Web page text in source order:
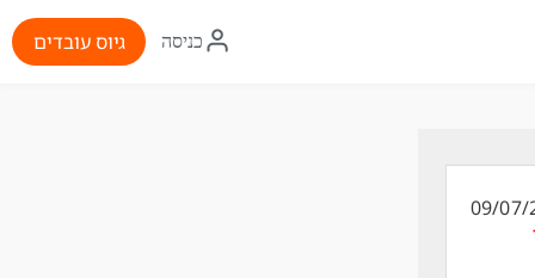
איקון
התחברות
כניסה גיוס עובדים
09/07/